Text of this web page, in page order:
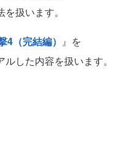
扱います。
4（完結編） 』を
した内容を扱います。